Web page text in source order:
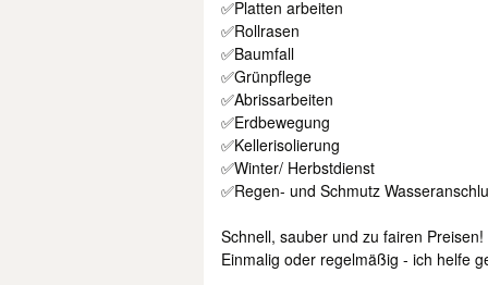
✅Platten arbeiten
✅Rollrasen
✅Baumfall
✅Grünpflege
✅Abrissarbeiten
✅Erdbewegung
✅Kellerisolierung
✅Winter/ Herbstdienst
✅Regen- und Schmutz
Schnell, sauber und zu fairen Preisen!
Einmalig oder regelmäßig - ich helfe